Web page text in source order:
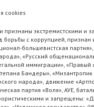
cookies
признаны экстремистскими и
с коррупцией, признан
большевистская
«Русский
иммиграции», «Правый
Бандеры», «Мизантропик
народа», движение
партия «Воля», АУЕ,
и запрещены: